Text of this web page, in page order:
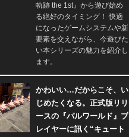
軌跡 the 1st』から遊び始め
る絶好のタイミング！ 快適
になったゲームシステムや新
要素を交えながら、今遊びた
い本シリーズの魅力を紹介し
ます。
かわいい…だからこそ、い
じめたくなる。正式版リリ
ースの『パルワールド』プ
レイヤーに訊く“キュート